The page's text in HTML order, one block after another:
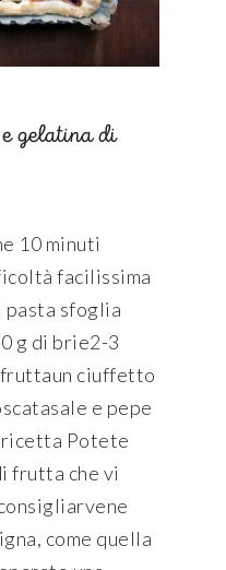
gelatina di
10 minuti
facilissima
sfoglia
g di brie2-3
ciuffetto
e pepe
Potete
frutta che vi
come quella